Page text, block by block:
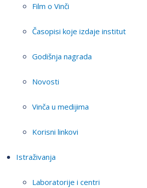
Film o Vinči
Časopisi koje izdaje institut
Godišnja nagrada
Novosti
Vinča u medijima
Korisni linkovi
Istraživanja
Laboratorije i centri